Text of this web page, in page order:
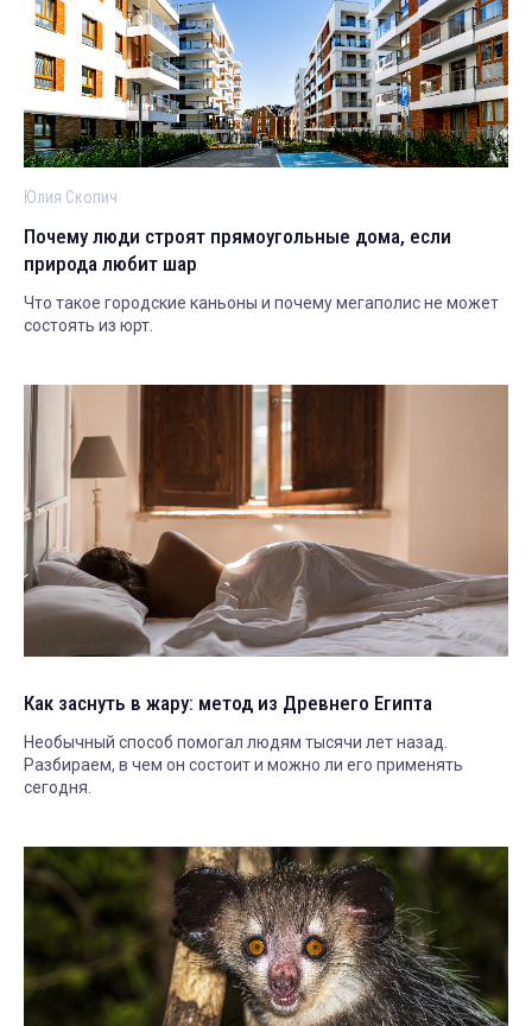
Юлия Скопич
Почему люди строят прямоугольные дома, если
природа любит шар
Что такое городские каньоны и почему мегаполис не может
состоять из юрт.
Как заснуть в жару: метод из Древнего Египта
Необычный способ помогал людям тысячи лет назад.
Разбираем, в чем он состоит и можно ли его применять
сегодня.